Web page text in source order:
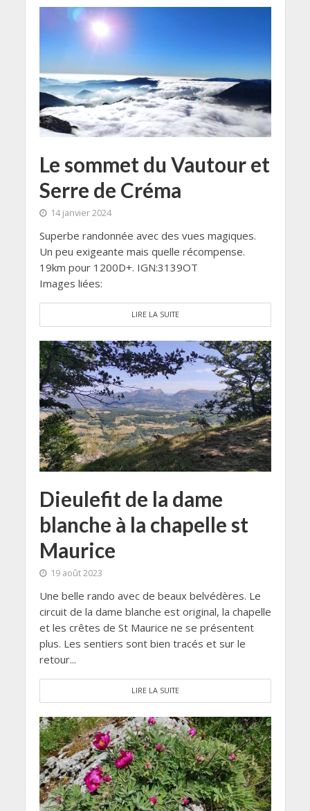
Le sommet du Vautour et
Serre de Créma
14 janvier 2024
Superbe randonnée avec des vues magiques.
Un peu exigeante mais quelle récompense.
19km pour 1200D+. IGN:3139OT
Images liées:
LIRE LA SUITE
Dieulefit de la dame
blanche à la chapelle st
Maurice
19 août 2023
Une belle rando avec de beaux belvédères. Le
circuit de la dame blanche est original, la chapelle
et les crêtes de St Maurice ne se présentent
plus. Les sentiers sont bien tracés et sur le
retour...
LIRE LA SUITE